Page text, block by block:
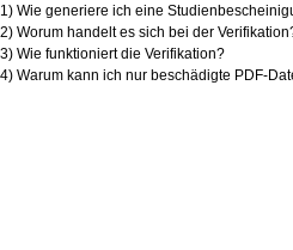
1) Wie generiere ich eine
2) Worum handelt es sich bei der
3) Wie funktioniert die Verifikation?
4) Warum kann ich nur beschädigte PDF-